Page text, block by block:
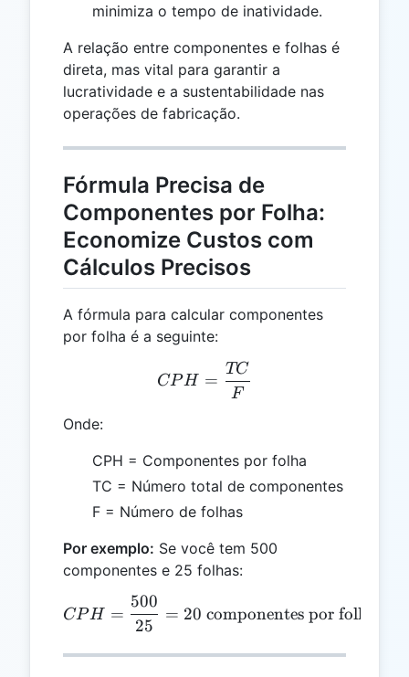
minimiza o tempo de inatividade.
A relação entre componentes e folhas é
direta, mas vital para garantir a
lucratividade e a sustentabilidade nas
operações de fabricação.
Fórmula Precisa de
Componentes por Folha:
Economize Custos com
Cálculos Precisos
A fórmula para calcular componentes
por folha é a seguinte:
CPH = \frac{TC}{F}
CPH =
F
TC
Onde:
CPH = Componentes por folha
TC = Número total de componentes
F = Número de folhas
Por exemplo: Se você tem 500
componentes e 25 folhas:
CPH = \frac{500}{25} =
CPH =
25
500
= 20 componentes por folha